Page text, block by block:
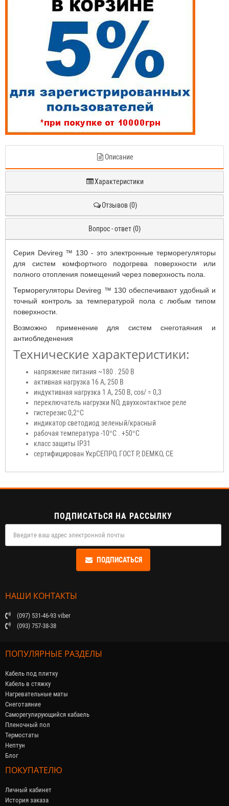
Описание
Характеристики
Отзывов (0)
Вопрос - ответ (0)
Серия Devireg ™ 130 - это электронные терморегуляторы
для систем комфортного подогрева поверхности или
полного отопления помещений через поверхность пола.
Терморегуляторы Devireg ™ 130 обеспечивают удобный и
точный контроль за температурой пола с любым типом
поверхности.
Возможно применение для систем снеготаяния и
антиобледенения
Технические характеристики:
напряжение питания ~180 . 250 В
активная нагрузка 16 А, 250 В
индуктивная нагрузка 1 А, 250 В, cos/ = 0,3
переключатель нагрузки NO, двухконтактное реле
гистерезис 0,2°С
индикатор светодиод зеленый/красный
рабочая температура -10°С . +50°C
класс защиты IP31
сертифицирован УкрСЕПРО, ГОСТ Р, DEMKO, CE
ПОДПИСАТЬСЯ НА РАССЫЛКУ
ПОДПИСАТЬСЯ
НАШИ КОНТАКТЫ
(097) 531-46-93 viber
(093) 757-38-38
ПОПУЛЯРНЫЕ РАЗДЕЛЫ
Кабель под плитку
Кабель в стяжку
Нагревательные маты
Снеготаяние
Саморегулирующийся кабaель
Пленочный пол
Термостаты
Нептун
Блог
ПОКУПАТЕЛЮ
Личный кабинет
История заказа